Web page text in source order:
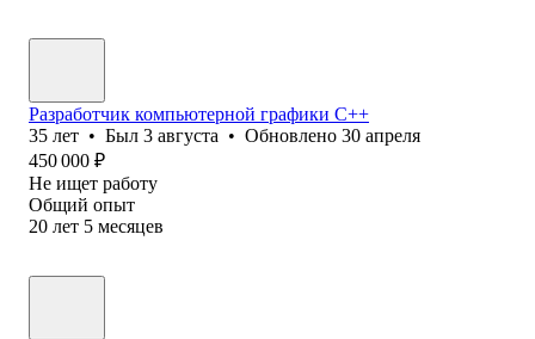
Разработчик компьютерной графики С++
35 лет • Был 3 августа • Обновлено 30 апреля
450 000 ₽
Не ищет работу
Общий опыт
20 лет 5 месяцев